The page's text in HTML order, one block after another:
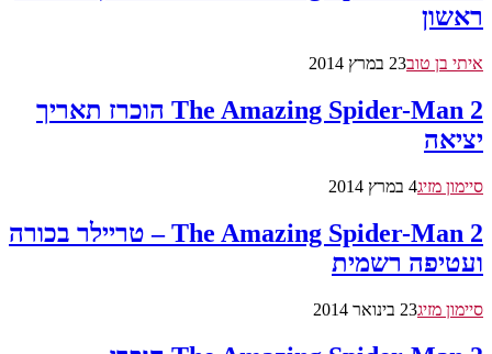
ראשון
איתי בן טוב23 במרץ 2014
The Amazing Spider-Man 2 הוכרז תאריך
יציאה
סיימון מזיג4 במרץ 2014
The Amazing Spider-Man 2 – טריילר בכורה
ועטיפה רשמית
סיימון מזיג23 בינואר 2014